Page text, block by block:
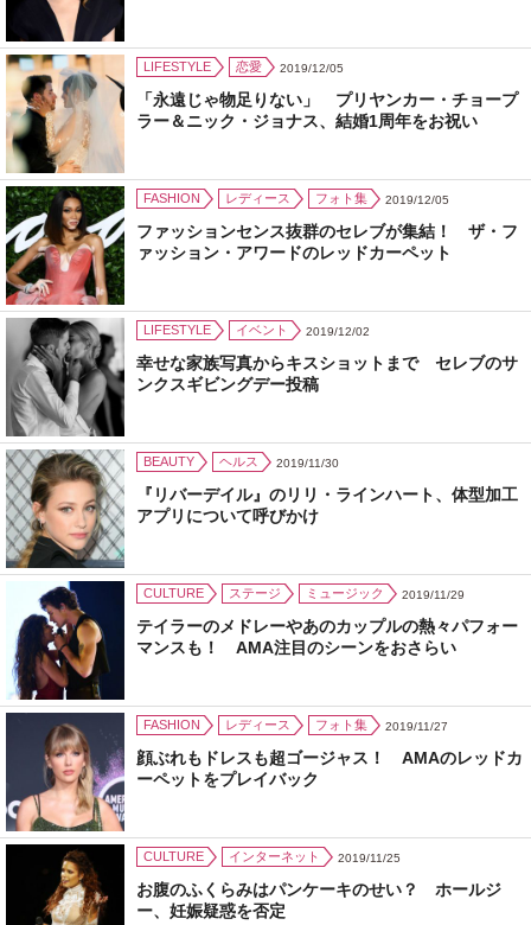
LIFESTYLE 恋愛 2019/12/05
「永遠じゃ物足りない」 プリヤンカー・チョープ
ラー＆ニック・ジョナス、結婚1周年をお祝い
FASHION レディース フォト集 2019/12/05
ファッションセンス抜群のセレブが集結！ ザ・フ
ァッション・アワードのレッドカーペット
LIFESTYLE イベント 2019/12/02
幸せな家族写真からキスショットまで セレブのサ
ンクスギビングデー投稿
BEAUTY ヘルス 2019/11/30
『リバーデイル』のリリ・ラインハート、体型加工
アプリについて呼びかけ
CULTURE ステージ ミュージック 2019/11/29
テイラーのメドレーやあのカップルの熱々パフォー
マンスも！ AMA注目のシーンをおさらい
FASHION レディース フォト集 2019/11/27
顔ぶれもドレスも超ゴージャス！ AMAのレッドカ
ーペットをプレイバック
CULTURE インターネット 2019/11/25
お腹のふくらみはパンケーキのせい？ ホールジ
ー、妊娠疑惑を否定